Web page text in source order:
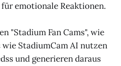
emotionale Reaktionen.
"Stadium Fan Cams", wie
StadiumCam AI nutzen
und generieren daraus